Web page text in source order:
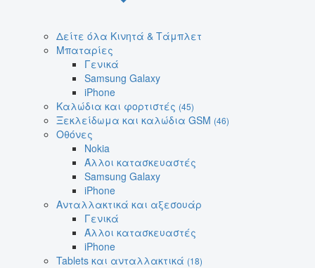
Δείτε όλα Κινητά & Τάμπλετ
Μπαταρίες
Γενικά
Samsung Galaxy
iPhone
Καλώδια και φορτιστές (45)
Ξεκλείδωμα και καλώδια GSM (46)
Οθόνες
Nokia
Άλλοι κατασκευαστές
Samsung Galaxy
iPhone
Ανταλλακτικά και αξεσουάρ
Γενικά
Άλλοι κατασκευαστές
iPhone
Tablets και ανταλλακτικά (18)